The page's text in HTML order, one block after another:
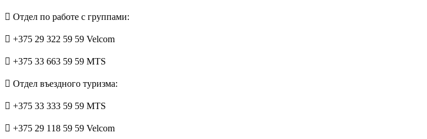
Отдел по работе с группами:
+375 29 322 59 59 Velcom
+375 33 663 59 59 MTS
Отдел въездного туризма:
+375 33 333 59 59 MTS
+375 29 118 59 59 Velcom